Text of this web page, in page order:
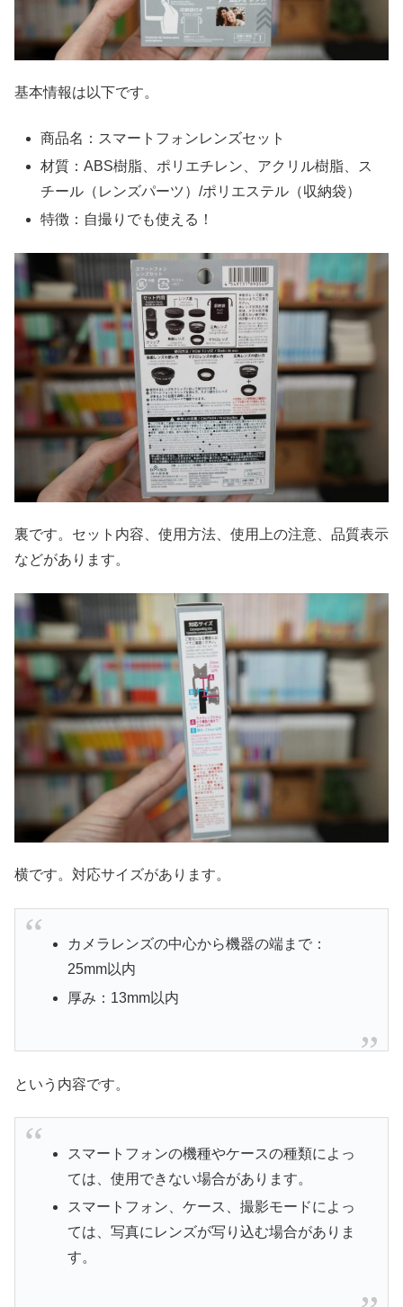
基本情報は以下です。
商品名：スマートフォンレンズセット
材質：ABS樹脂、ポリエチレン、アクリル樹脂、ス
チール（レンズパーツ）/ポリエステル（収納袋）
特徴：自撮りでも使える！
裏です。セット内容、使用方法、使用上の注意、品質表示
などがあります。
横です。対応サイズがあります。
カメラレンズの中心から機器の端まで：
25mm以内
厚み：13mm以内
という内容です。
スマートフォンの機種やケースの種類によっ
ては、使用できない場合があります。
スマートフォン、ケース、撮影モードによっ
ては、写真にレンズが写り込む場合がありま
す。